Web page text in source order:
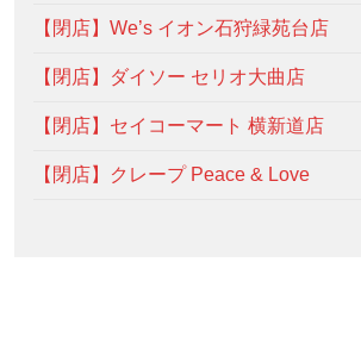
【閉店】We’s イオン石狩緑苑台店
【閉店】ダイソー セリオ大曲店
【閉店】セイコーマート 横新道店
【閉店】クレープ Peace & Love